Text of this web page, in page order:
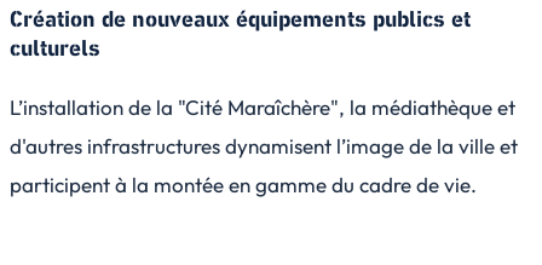
Création de nouveaux équipements publics et
culturels
L’installation de la "Cité Maraîchère", la médiathèque et
d'autres infrastructures dynamisent l’image de la ville et
participent à la montée en gamme du cadre de vie.